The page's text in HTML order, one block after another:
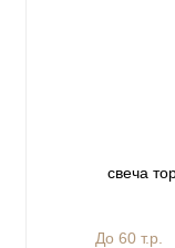
До 60 т.р.